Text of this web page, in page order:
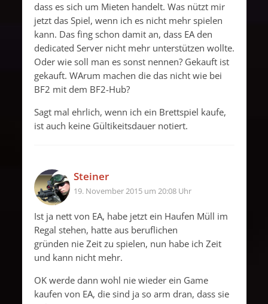
dass es sich um Mieten handelt. Was nützt mir
jetzt das Spiel, wenn ich es nicht mehr spielen
kann. Das fing schon damit an, dass EA den
dedicated Server nicht mehr unterstützen wollte.
Oder wie soll man es sonst nennen? Gekauft ist
gekauft. WArum machen die das nicht wie bei
BF2 mit dem BF2-Hub?
Sagt mal ehrlich, wenn ich ein Brettspiel kaufe,
ist auch keine Gültikeitsdauer notiert.
Steiner
19. November 2015 um 20:08 Uhr
Ist ja nett von EA, habe jetzt ein Haufen Müll im
Regal stehen, hatte aus beruflichen
gründen nie Zeit zu spielen, nun habe ich Zeit
und kann nicht mehr.
OK werde dann wohl nie wieder ein Game
kaufen von EA, die sind ja so arm dran, dass sie